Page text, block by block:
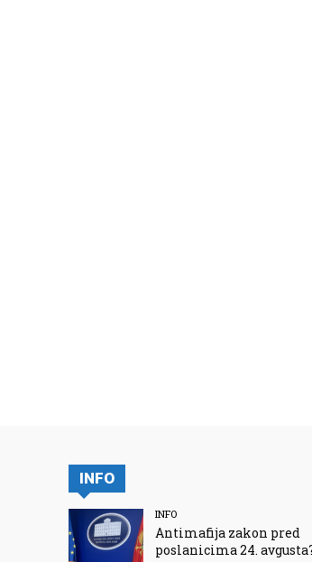
INFO
INFO
Antimafija zakon pred
poslanicima 24.